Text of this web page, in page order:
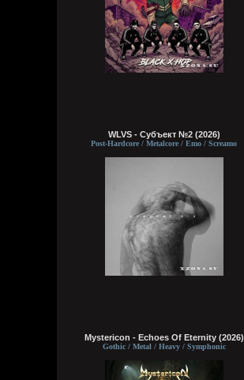
WLVS - Субъект №2 (2026)
Post-Hardcore / Metalcore / Emo / Screamo
Mystericon - Echoes Of Eternity (2026)
Gothic / Metal / Heavy / Symphonic